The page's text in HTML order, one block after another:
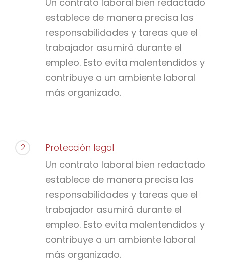
establece de manera precisa las
responsabilidades y tareas que el
trabajador asumirá durante el
empleo. Esto evita malentendidos y
contribuye a un ambiente laboral
más organizado.
2 Protección legal
Un contrato laboral bien redactado
establece de manera precisa las
responsabilidades y tareas que el
trabajador asumirá durante el
empleo. Esto evita malentendidos y
contribuye a un ambiente laboral
más organizado.